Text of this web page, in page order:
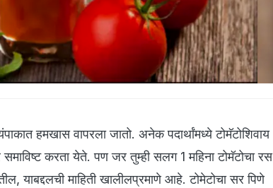
हमखास वापरला जातो. अनेक पदार्थांमध्ये टोमॅटोशिवाय
करता येते. पण जर तुम्ही सलग 1 महिना टोमॅटोचा रस
याबद्दलची माहिती खालीलप्रमाणे आहे. टोमेटोचा सर पिणे